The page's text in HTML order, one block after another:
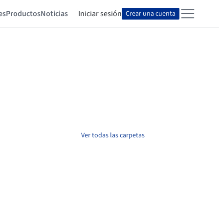
ProductosNoticias Iniciar sesión Crear una cuenta
Ver todas las carpetas